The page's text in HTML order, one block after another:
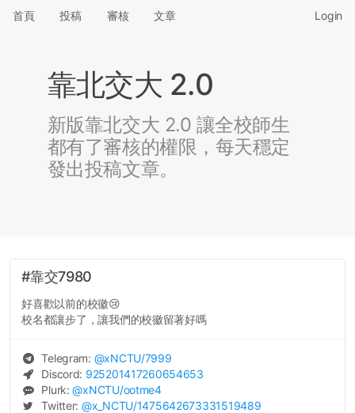
首頁 投稿 審核 文章 Login
靠北交大 2.0
新版靠北交大 2.0 讓全校師生
都有了審核的權限，每天穩定
發出投稿文章。
#靠交7980
好喜歡以前的校徽😢
校名都讓步了，讓我們的校徽留著好嗎
Telegram: @xNCTU/7999
Discord: 925201417260654653
Plurk:@xNCTU/ootme4
Twitter: @x_NCTU/1475642673331519489